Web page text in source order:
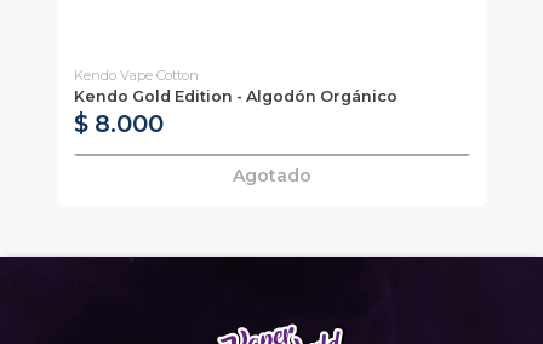
Kendo Vape Cotton
Kendo Gold Edition - Algodón Orgánico
$ 8.000
Agotado